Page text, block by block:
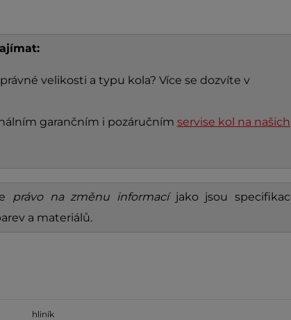
velikosti a typu kola? Více se dozvíte v
garančním i pozáručním servise kol na našich
právo na změnu informacíjako jsou
a materiálů.
hliník